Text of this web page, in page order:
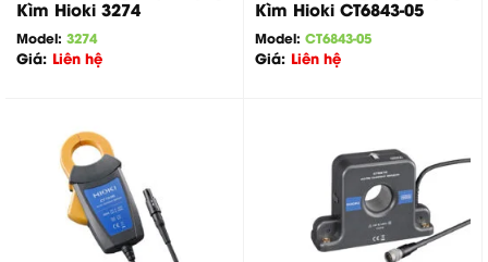
Kìm Hioki 3274
Model: 3274
Giá: Liên hệ
Kìm Hioki CT6843-05
Model: CT6843-05
Giá: Liên hệ